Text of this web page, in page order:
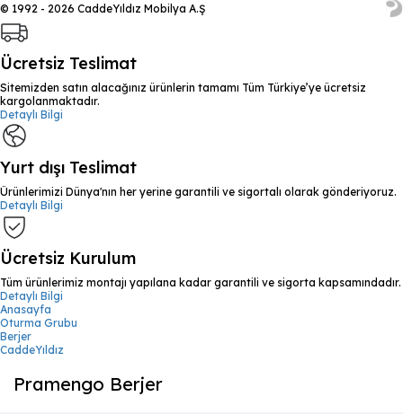
© 1992 - 2026 CaddeYıldız Mobilya A.Ş
Ücretsiz Teslimat
Sitemizden satın alacağınız ürünlerin tamamı Tüm Türkiye’ye ücretsiz
kargolanmaktadır.
Detaylı Bilgi
Yurt dışı Teslimat
Ürünlerimizi Dünya'nın her yerine garantili ve sigortalı olarak gönderiyoruz.
Detaylı Bilgi
Ücretsiz Kurulum
Tüm ürünlerimiz montajı yapılana kadar garantili ve sigorta kapsamındadır.
Detaylı Bilgi
Anasayfa
Oturma Grubu
Berjer
CaddeYıldız
Pramengo Berjer